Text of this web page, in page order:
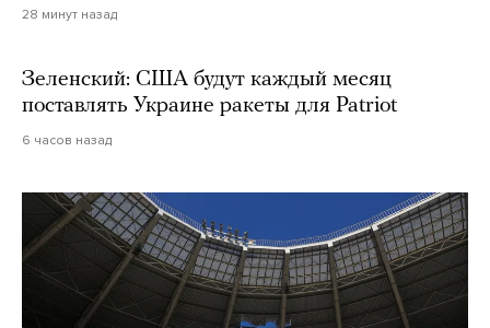
28 минут назад
Зеленский: США будут каждый месяц
поставлять Украине ракеты для Patriot
6 часов назад